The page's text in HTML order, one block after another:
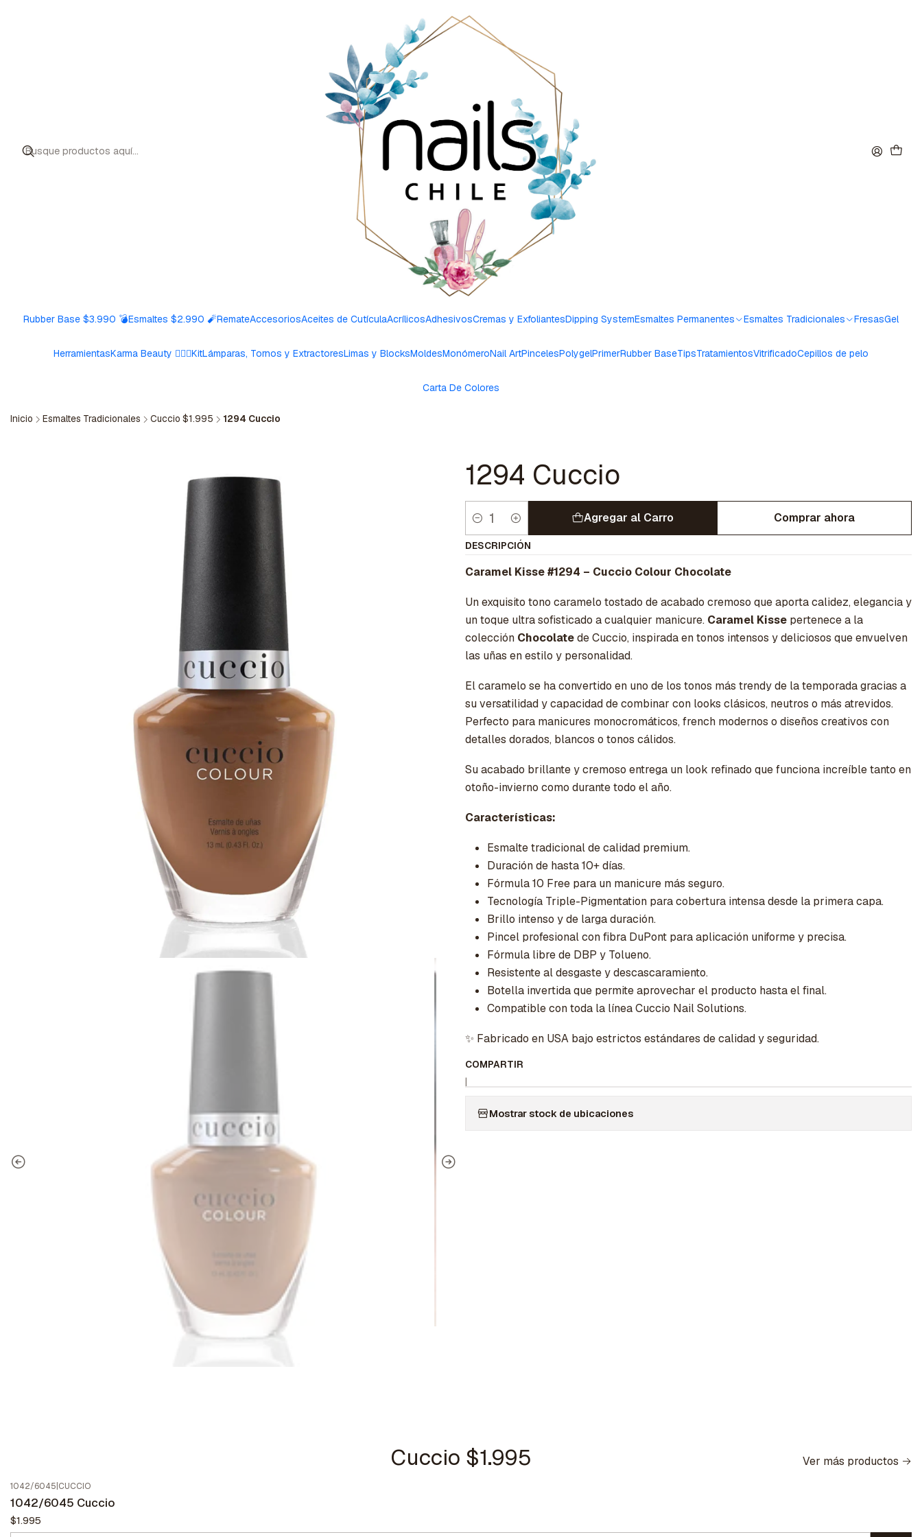
Rubber Base $3.990 💣Esmaltes $2.990 🧨RemateAccesoriosAceites de CutículaAcrílicosAdhesivosCremas y ExfoliantesDipping SystemEsmaltes Permanentes Esmaltes Tradicionales FresasGel
HerramientasKarma Beauty 🧘🏼‍♀️KitLámparas, Tornos y ExtractoresLimas y BlocksMoldesMonómeroNail ArtPincelesPolygelPrimerRubber BaseTipsTratamientosVitrificadoCepillos de pelo
Carta De Colores
Inicio Esmaltes Tradicionales Cuccio $1.995 1294 Cuccio
1294 Cuccio
Cantidad
Agregar al Carro Comprar ahora
DESCRIPCIÓN
Caramel Kisse #1294 – Cuccio Colour Chocolate
Un exquisito tono caramelo tostado de acabado cremoso que aporta calidez, elegancia y
un toque ultra sofisticado a cualquier manicure. Caramel Kisse pertenece a la
colección Chocolatede Cuccio, inspirada en tonos intensos y deliciosos que envuelven
las uñas en estilo y personalidad.
El caramelo se ha convertido en uno de los tonos más trendy de la temporada gracias a
su versatilidad y capacidad de combinar con looks clásicos, neutros o más atrevidos.
Perfecto para manicures monocromáticos, french modernos o diseños creativos con
detalles dorados, blancos o tonos cálidos.
Su acabado brillante y cremoso entrega un look refinado que funciona increíble tanto en
otoño-invierno como durante todo el año.
Características:
Esmalte tradicional de calidad premium.
Duración de hasta 10+ días.
Fórmula 10 Free para un manicure más seguro.
Tecnología Triple-Pigmentation para cobertura intensa desde la primera capa.
Brillo intenso y de larga duración.
Pincel profesional con fibra DuPont para aplicación uniforme y precisa.
Fórmula libre de DBP y Tolueno.
Resistente al desgaste y descascaramiento.
Botella invertida que permite aprovechar el producto hasta el final.
Compatible con toda la línea Cuccio Nail Solutions.
✨ Fabricado en USA bajo estrictos estándares de calidad y seguridad.
COMPARTIR
|
Mostrar stock de ubicaciones
Cuccio $1.995 Ver más productos
1042/6045 CUCCIO
1042/6045 Cuccio
$1.995